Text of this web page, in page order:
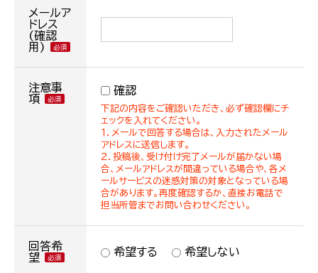
メールア
ドレス
(確認
用)
注意事
項
確認
下記の内容をご確認いただき、必ず確認欄にチ
ェックを入れてください。
１．メールで回答する場合は、入力されたメール
アドレスに送信します。
２．投稿後、受け付け完了メールが届かない場
合、メールアドレスが間違っている場合や、各メ
ールサービスの迷惑対策の対象となっている場
合があります。再度確認するか、直接お電話で
担当所管までお問い合わせください。
回答希
望
希望する 希望しない